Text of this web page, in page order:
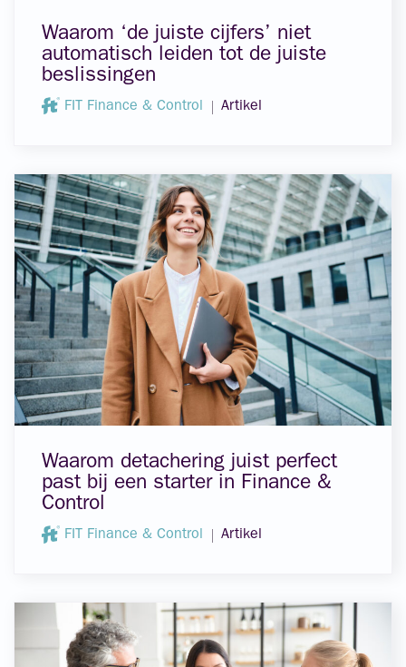
Waarom ‘de juiste cijfers’ niet
automatisch leiden tot de juiste
beslissingen
FIT Finance & Control Artikel
Waarom detachering juist perfect
past bij een starter in Finance &
Control
FIT Finance & Control Artikel